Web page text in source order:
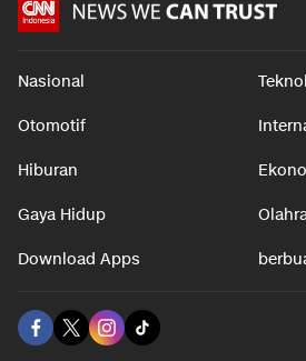
Nasional
Otomotif
Hiburan
Gaya Hidup
Download Apps